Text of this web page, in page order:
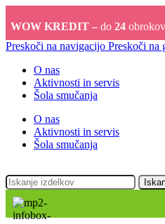
WOW KREDIT – do 24obrokov
Preskoči na navigacijo Preskoči na
O nas
Aktivnosti in servis
Šola smučanja
O nas
Aktivnosti in servis
Šola smučanja